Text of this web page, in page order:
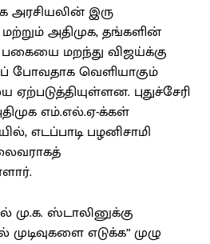
அரசியலின் இரு
அதிமுக, தங்களின்
மறந்து விஜய்க்கு
போவதாக வெளியாகும்
புதுச்சேரி
எம்.எல்.ஏ-க்கள்
எடப்பாடி பழனிசாமி
மு.க. ஸ்டாலினுக்கு
எடுக்க” முழு